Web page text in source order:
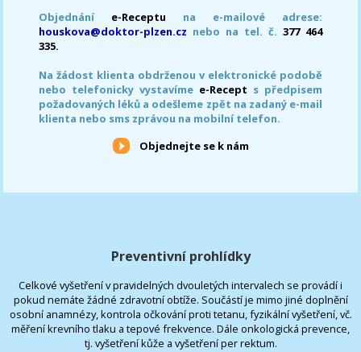
Objednání e-Receptu na e-mailové adrese:
houskova@doktor-plzen.cz nebo na tel. č. 377 464
335.
Na žádost klienta obdrženou v elektronické podobě
nebo telefonicky vystavíme e-Recept s předpisem
požadovaných léků a odešleme zpět na zadaný e-mail
klienta nebo sms zprávou na mobilní telefon.
Objednejte se k nám
Preventivní prohlídky
Celkové vyšetření v pravidelných dvouletých intervalech se provádí i
pokud nemáte žádné zdravotní obtíže. Součástí je mimo jiné doplnění
osobní anamnézy, kontrola očkování proti tetanu, fyzikální vyšetření, vč.
měření krevního tlaku a tepové frekvence. Dále onkologická prevence,
tj. vyšetření kůže a vyšetření per rektum.